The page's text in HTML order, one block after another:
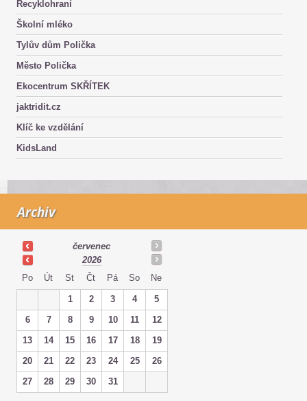
Recyklohraní
Školní mléko
Tylův dům Polička
Město Polička
Ekocentrum SKŘÍTEK
jaktridit.cz
Klíč ke vzdělání
KidsLand
Archiv
červenec
2026
Po
Út St Čt Pá So Ne
1 2 3 4
5
6
7 8 9 10 11
12
13
14 15 16 17 18
19
20
21 22 23 24 25
26
27
28 29 30 31